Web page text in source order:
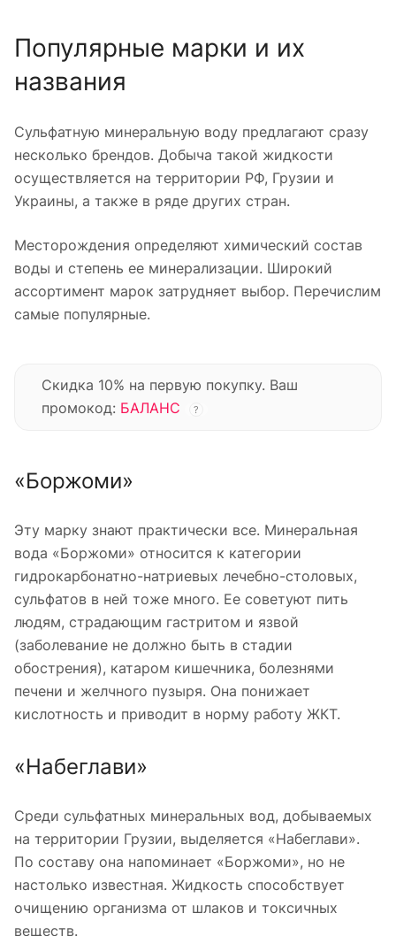
Популярные марки и их
названия
Сульфатную минеральную воду предлагают сразу
несколько брендов. Добыча такой жидкости
осуществляется на территории РФ, Грузии и
Украины, а также в ряде других стран.
Месторождения определяют химический состав
воды и степень ее минерализации. Широкий
ассортимент марок затрудняет выбор. Перечислим
самые популярные.
Скидка 10% на первую покупку. Ваш
промокод: БАЛАНС ?
«Боржоми»
Эту марку знают практически все. Минеральная
вода «Боржоми» относится к категории
гидрокарбонатно-натриевых лечебно-столовых,
сульфатов в ней тоже много. Ее советуют пить
людям, страдающим гастритом и язвой
(заболевание не должно быть в стадии
обострения), катаром кишечника, болезнями
печени и желчного пузыря. Она понижает
кислотность и приводит в норму работу ЖКТ.
«Набеглави»
Среди сульфатных минеральных вод, добываемых
на территории Грузии, выделяется «Набеглави».
По составу она напоминает «Боржоми», но не
настолько известная. Жидкость способствует
очищению организма от шлаков и токсичных
веществ.